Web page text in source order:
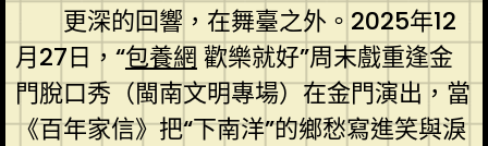
更深的回響，在舞臺之外。2025年12
月27日，“包養網 歡樂就好”周末戲重逢金
門脫口秀（閩南文明專場）在金門演出，當
《百年家信》把“下南洋”的鄉愁寫進笑與淚